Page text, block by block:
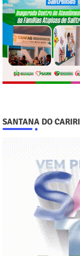
SANTANA DO CARIRI